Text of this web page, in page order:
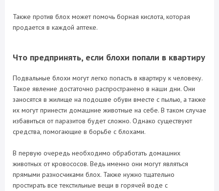
Также против блох может помочь борная кислота, которая
продается в каждой аптеке.
Что предпринять, если блохи попали в квартиру
Подвальные блохи могут легко попасть в квартиру к человеку.
Такое явление достаточно распространено в наши дни. Они
заносятся в жилище на подошве обуви вместе с пылью, а также
их могут принести домашние животные на себе. В таком случае
избавиться от паразитов будет сложно. Однако существуют
средства, помогающие в борьбе с блохами.
В первую очередь необходимо обработать домашних
животных от кровососов. Ведь именно они могут являться
прямыми разносчиками блох. Также нужно тщательно
простирать все текстильные вещи в горячей воде с